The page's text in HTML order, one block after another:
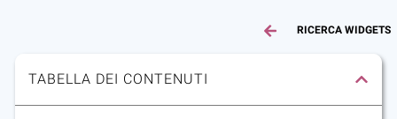
RICERCA WIDGETS
TABELLA DEI CONTENUTI